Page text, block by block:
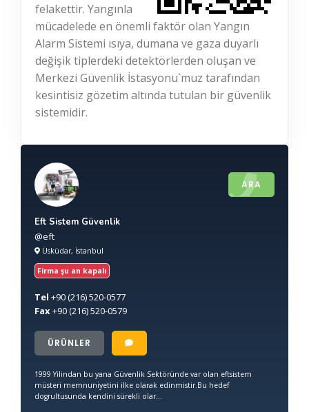
felakettir. Yangınla
mücadelede en önemli faktör olan Yangın
Alarm Sistemi ısıya, dumana ve gaza duyarlı
değişik tiplerdeki detektörlerden oluşan ve
Merkezi Güvenlik İstasyonu`muz tarafından
kesintisiz gözetim altında tutulan bir güvenlik
sistemidir.
ARA
Eft Sistem Güvenlik
@eft
Üsküdar, İstanbul
Firma şu an kapalı
Tel +90(216) 520-0577
Fax +90(216) 520-0579
ÜRÜNLER
1999 Yilindan bu yana Güvenlik Sektöründe var olan eftsistem
müsteri memnuniyetini ilke olarak edinmistir.Bu hedef
dogrultusunda kendini sürekli olar...